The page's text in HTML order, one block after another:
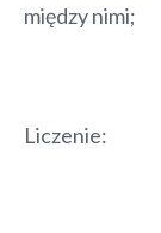
między nimi;
Liczenie: